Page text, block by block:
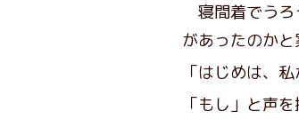
寝間着でうろ
があったのか
「はじめは、
「もし」と声